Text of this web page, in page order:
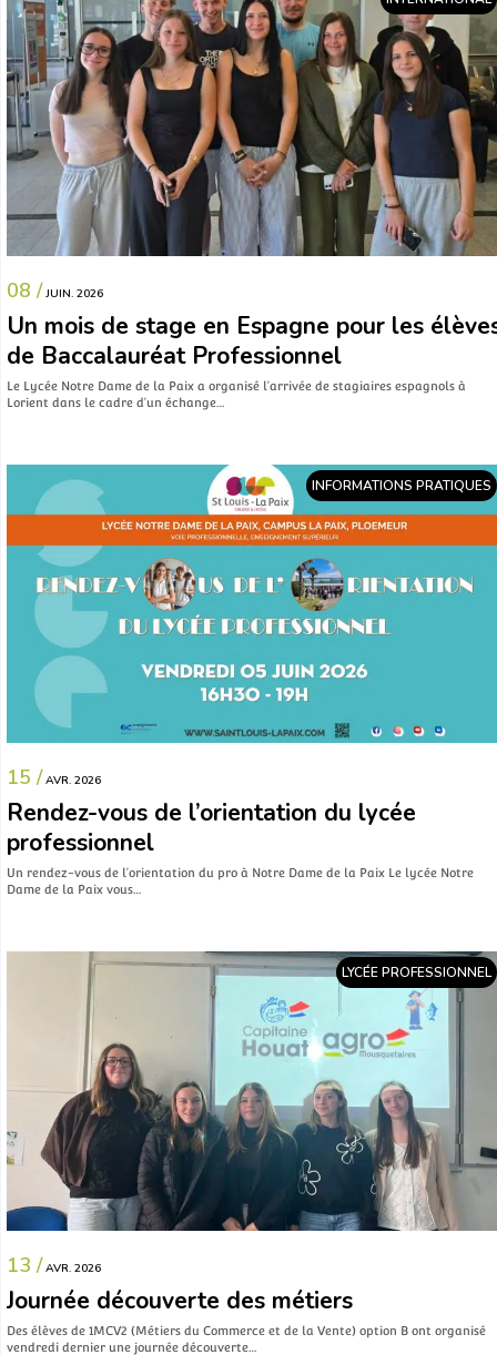
08 / JUIN. 2026
Un mois de stage en Espagne pour les
de Baccalauréat Professionnel
Le Lycée Notre Dame de la Paix a organisé l’arrivée de stagiaires espagnols à
Lorient dans le cadre d’un échange…
INFORMATIONS PRATIQUES
15 / AVR. 2026
Rendez-vous de l’orientation du lycée
professionnel
Un rendez-vous de l’orientation du pro à Notre Dame de la Paix Le lycée Notre
Dame de la Paix vous…
LYCÉE PROFESSIONNEL
13 / AVR. 2026
Journée découverte des métiers
Des élèves de 1MCV2 (Métiers du Commerce et de la Vente) option B ont organisé
vendredi dernier une journée découverte…